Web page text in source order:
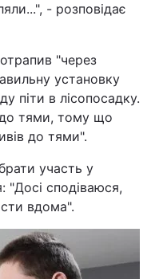
- розповідає
"через
установку
піти в лісопосадку.
тями, тому що
до тями".
участь у
"Досі сподіваюся,
вдома".